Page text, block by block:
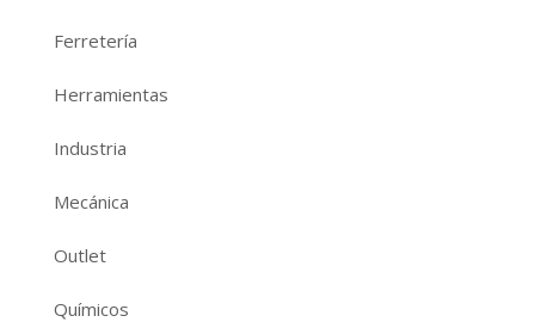
Ferretería
Herramientas
Industria
Mecánica
Outlet
Químicos